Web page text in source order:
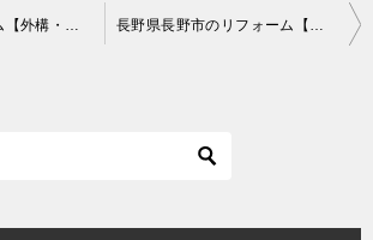
須坂市のリフォーム【外構・リノベーションなど】で費用が安いおすすめ業者は？口コミ・評判 長野県長野市のリフォーム【外構・リノベーションなど】で費用が安いおすすめ業者は？口コミ・評判